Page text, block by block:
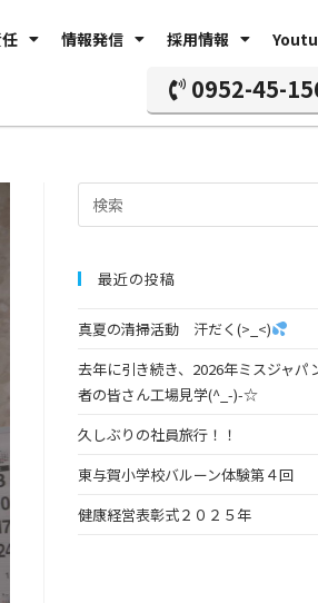
情報発信 採用情報
0952-45-
最近の投稿
真夏の清掃活動 汗だく(>_<)
去年に引き続き、2026年ミスジャパ
者の皆さん工場見学(^_-)-☆
久しぶりの社員旅行！！
東与賀小学校バルーン体験第４回
健康経営表彰式２０２５年